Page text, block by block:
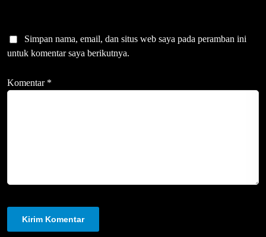
Simpan nama, email, dan situs web saya pada peramban ini
untuk komentar saya berikutnya.
Komentar *